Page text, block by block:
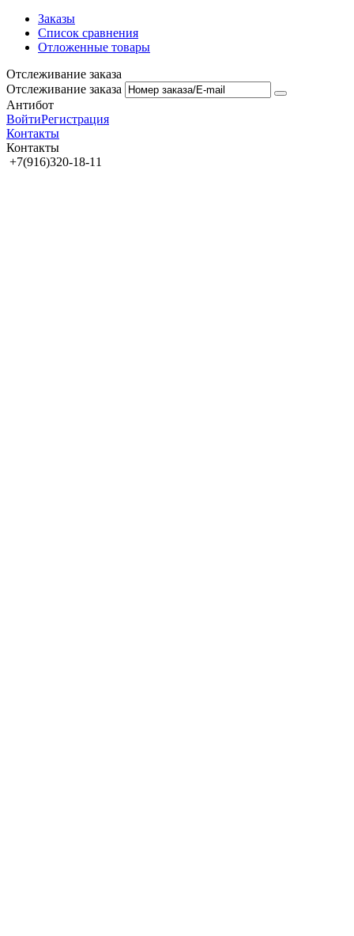
Заказы
Список сравнения
Отложенные товары
Отслеживание заказа
Отслеживание заказа
Антибот
ВойтиРегистрация
Контакты
Контакты
+7(916)320-18-11